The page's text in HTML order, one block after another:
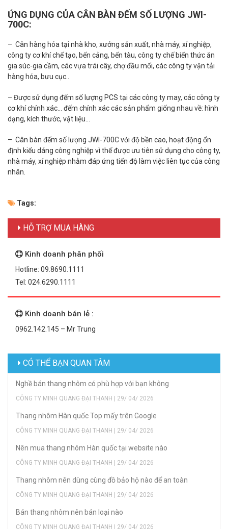
ỨNG DỤNG CỦA CÂN BÀN ĐẾM SỐ LƯỢNG JWI-
700C:
– Cân hàng hóa tại nhà kho, xưởng sản xuất, nhà máy, xí nghiệp,
công ty cơ khí chế tạo, bến cảng, bến tàu, công ty chế biến thức ăn
gia súc-gia cầm, các vựa trái cây, chợ đầu mối, các công ty vận tải
hàng hóa, bưu cục..
– Được sử dụng đếm số lượng PCS tại các công ty may, các công ty
cơ khí chính xác… đếm chính xác các sản phẩm giống nhau về: hình
dạng, kích thước, vật liệu…
– Cân bàn đếm số lượng JWI-700C với độ bền cao, hoạt động ổn
định kiểu dáng công nghiệp vì thế được ưu tiên sử dụng cho công ty,
nhà máy, xí nghiệp nhằm đáp ứng tiến độ làm việc liên tục của công
nhân.
Tags:
HỖ TRỢ MUA HÀNG
Kinh doanh phân phối
Hotline: 09.8690.1111
Tel: 024.6290.1111
Kinh doanh bán lẻ :
0962.142.145 – Mr Trung
CÓ THỂ BẠN QUAN TÂM
Nghề bán thang nhôm có phù hợp với bạn không
CÔNG TY MINH QUANG ĐẠI THANH | 29/ 04/ 2026
Thang nhôm Hàn quốc Top mấy trên Google
CÔNG TY MINH QUANG ĐẠI THANH | 29/ 04/ 2026
Nên mua thang nhôm Hàn quốc tại website nào
CÔNG TY MINH QUANG ĐẠI THANH | 29/ 04/ 2026
Thang nhôm nên dùng cùng đồ bảo hộ nào để an toàn
CÔNG TY MINH QUANG ĐẠI THANH | 29/ 04/ 2026
Bán thang nhôm nên bán loại nào
CÔNG TY MINH QUANG ĐẠI THANH | 29/ 04/ 2026